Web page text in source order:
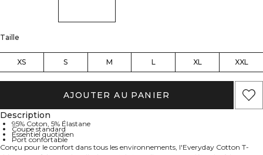
Taille
XS S M L XL XXL
AJOUTER AU PANIER
Description
95% Coton, 5% Élastane
Coupe standard
Essentiel quotidien
Port confortable
Conçu pour le confort dans tous les environnements, l'Everyday Cotton T-